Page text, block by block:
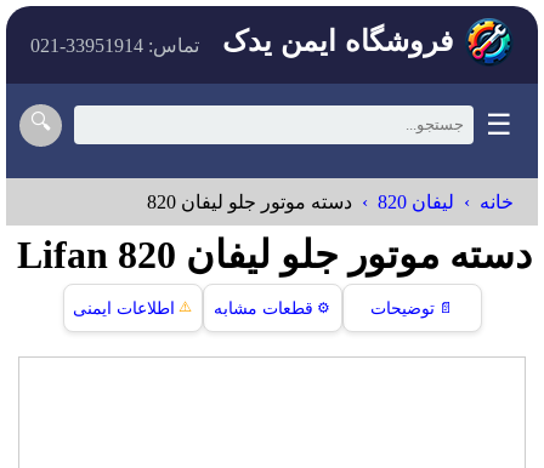
فروشگاه ایمن یدک تماس: 33951914-021
☰
🔍
خانه لیفان 820 دسته موتور جلو لیفان 820
دسته موتور جلو لیفان 820 Lifan
📄 توضیحات ⚙️ قطعات مشابه ⚠️ اطلاعات ایمنی